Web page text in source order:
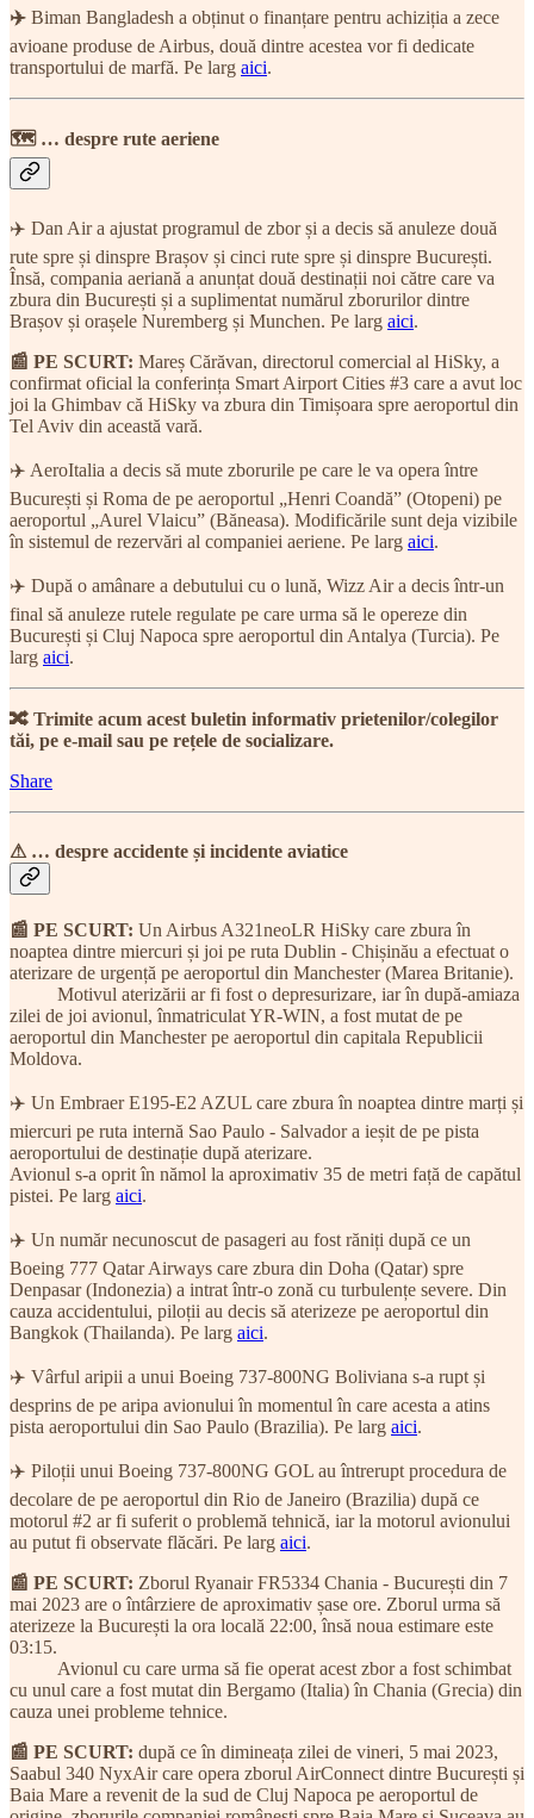
✈️ Biman Bangladesh a obținut o finanțare pentru achiziția a zece
avioane produse de Airbus, două dintre acestea vor fi dedicate
transportului de marfă. Pe larg aici.
🗺 … despre rute aeriene
✈️ Dan Air a ajustat programul de zbor și a decis să anuleze două
rute spre și dinspre Brașov și cinci rute spre și dinspre București.
Însă, compania aeriană a anunțat două destinații noi către care va
zbura din București și a suplimentat numărul zborurilor dintre
Brașov și orașele Nuremberg și Munchen. Pe larg aici.
📰 PE SCURT: Mareș Cărăvan, directorul comercial al HiSky, a
confirmat oficial la conferința Smart Airport Cities #3 care a avut loc
joi la Ghimbav că HiSky va zbura din Timișoara spre aeroportul din
Tel Aviv din această vară.
✈️ AeroItalia a decis să mute zborurile pe care le va opera între
București și Roma de pe aeroportul „Henri Coandă” (Otopeni) pe
aeroportul „Aurel Vlaicu” (Băneasa). Modificările sunt deja vizibile
în sistemul de rezervări al companiei aeriene. Pe larg aici.
✈️ După o amânare a debutului cu o lună, Wizz Air a decis într-un
final să anuleze rutele regulate pe care urma să le opereze din
București și Cluj Napoca spre aeroportul din Antalya (Turcia). Pe
larg aici.
🔀 Trimite acum acest buletin informativ prietenilor/colegilor
tăi, pe e-mail sau pe rețele de socializare.
Share
⚠ … despre accidente și incidente aviatice
📰 PE SCURT: Un Airbus A321neoLR HiSky care zbura în
noaptea dintre miercuri și joi pe ruta Dublin - Chișinău a efectuat o
aterizare de urgență pe aeroportul din Manchester (Marea Britanie).
Motivul aterizării ar fi fost o depresurizare, iar în după-amiaza
zilei de joi avionul, înmatriculat YR-WIN, a fost mutat de pe
aeroportul din Manchester pe aeroportul din capitala Republicii
Moldova.
✈️ Un Embraer E195-E2 AZUL care zbura în noaptea dintre marți și
miercuri pe ruta internă Sao Paulo - Salvador a ieșit de pe pista
aeroportului de destinație după aterizare.
Avionul s-a oprit în nămol la aproximativ 35 de metri față de capătul
pistei. Pe larg aici.
✈️ Un număr necunoscut de pasageri au fost răniți după ce un
Boeing 777 Qatar Airways care zbura din Doha (Qatar) spre
Denpasar (Indonezia) a intrat într-o zonă cu turbulențe severe. Din
cauza accidentului, piloții au decis să aterizeze pe aeroportul din
Bangkok (Thailanda). Pe larg aici.
✈️ Vârful aripii a unui Boeing 737-800NG Boliviana s-a rupt și
desprins de pe aripa avionului în momentul în care acesta a atins
pista aeroportului din Sao Paulo (Brazilia). Pe larg aici.
✈️ Piloții unui Boeing 737-800NG GOL au întrerupt procedura de
decolare de pe aeroportul din Rio de Janeiro (Brazilia) după ce
motorul #2 ar fi suferit o problemă tehnică, iar la motorul avionului
au putut fi observate flăcări. Pe larg aici.
📰 PE SCURT: Zborul Ryanair FR5334 Chania - București din 7
mai 2023 are o întârziere de aproximativ șase ore. Zborul urma să
aterizeze la București la ora locală 22:00, însă noua estimare este
03:15.
Avionul cu care urma să fie operat acest zbor a fost schimbat
cu unul care a fost mutat din Bergamo (Italia) în Chania (Grecia) din
cauza unei probleme tehnice.
📰 PE SCURT: după ce în dimineața zilei de vineri, 5 mai 2023,
Saabul 340 NyxAir care opera zborul AirConnect dintre București și
Baia Mare a revenit de la sud de Cluj Napoca pe aeroportul de